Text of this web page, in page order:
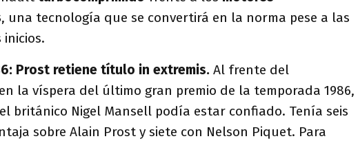
, una tecnología que se convertirá en la norma pese a las
Prost retiene título in extremis. Al frente del
la víspera del último gran premio de la temporada 1986,
británico Nigel Mansell podía estar confiado. Tenía seis
sobre Alain Prost y siete con Nelson Piquet. Para